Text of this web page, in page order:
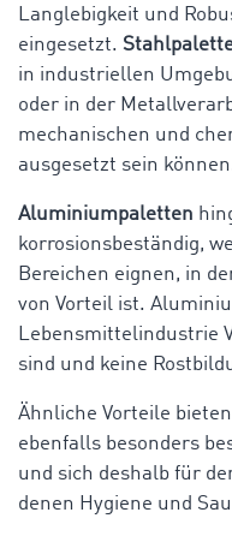
Langlebigkeit und
eingesetzt.
in industriellen
oder in der
mechanischen und
ausgesetzt sein
Aluminiumpaletten
korrosionsbeständig,
Bereichen eignen, in
von Vorteil ist.
Lebensmittelindustrie
sind und keine
Ähnliche Vorteile bieten
ebenfalls besonders
und sich deshalb für
denen Hygiene und